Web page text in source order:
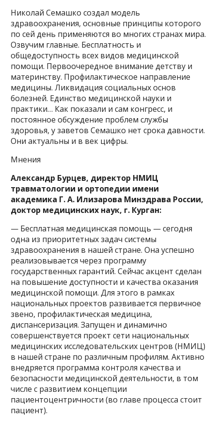
Николай Семашко создал модель
здравоохранения, основные принципы которого
по сей день применяются во многих странах мира.
Озвучим главные. Бесплатность и
общедоступность всех видов медицинской
помощи. Первоочередное внимание детству и
материнству. Профилактическое направление
медицины. Ликвидация социальных основ
болезней. Единство медицинской науки и
практики… Как показали и сам конгресс, и
постоянное обсуждение проблем службы
здоровья, у заветов Семашко нет срока давности.
Они актуальны и в век цифры.
Мнения
Александр Бурцев, директор НМИЦ
травматологии и ортопедии имени
академика Г. А. Илизарова Минздрава России,
доктор медицинских наук, г. Курган:
— Бесплатная медицинская помощь — сегодня
одна из приоритетных задач системы
здравоохранения в нашей стране. Она успешно
реализовывается через программу
государственных гарантий. Сейчас акцент сделан
на повышение доступности и качества оказания
медицинской помощи. Для этого в рамках
национальных проектов развивается первичное
звено, профилактическая медицина,
диспансеризация. Запущен и динамично
совершенствуется проект сети национальных
медицинских исследовательских центров (НМИЦ)
в нашей стране по различным профилям. Активно
внедряется программа контроля качества и
безопасности медицинской деятельности, в том
числе с развитием концепции
пациентоцентричности (во главе процесса стоит
пациент).